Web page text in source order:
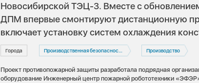
Новосибирской ТЭЦ-3. Вместе с
ДПМ впервые смонтируют дистанционную
включает установку систем охлаждения
Города Производственная безопасность Производство
Проект противопожарной защиты разработала подрядная
оборудование Инженерный центр пожарной робототехники